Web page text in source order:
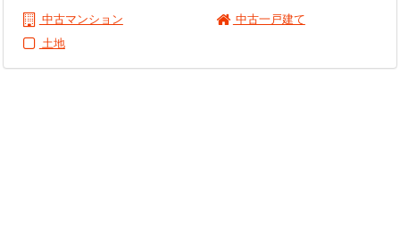
中古マンション
中古一戸建て
土地